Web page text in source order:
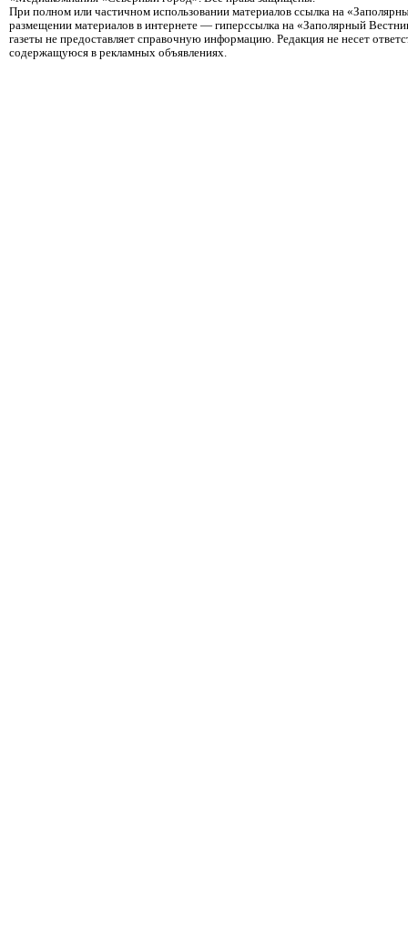
При полном или частичном использовании материалов ссылка на
размещении материалов в интернете — гиперссылка на «Заполярный
газеты не предоставляет справочную информацию. Редакция не несет
содержащуюся в рекламных объявлениях.